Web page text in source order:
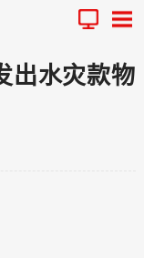
出水灾款物